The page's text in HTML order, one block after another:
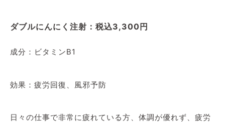
ダブルにんにく注射：税込3,300円
成分：ビタミンB1
効果：疲労回復、風邪予防
日々の仕事で非常に疲れている方、体調が優れず、疲労